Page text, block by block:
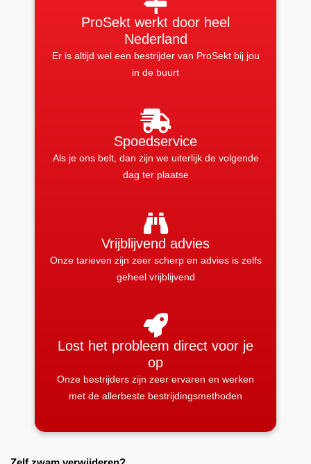
ProSekt werkt door heel
Nederland
Er is altijd wel een bestrijder van ProSekt bij jou
in de buurt
Spoedservice
Als je ons belt, dan zijn we uiterlijk de volgende
dag ter plaatse
Vrijblijvend advies
Onze tarieven zijn zeer scherp en advies is zelfs
geheel vrijblijvend
Lost het probleem direct voor je
op
Onze bestrijders zijn zeer ervaren en werken
met de allerbeste bestrijdingsmethoden